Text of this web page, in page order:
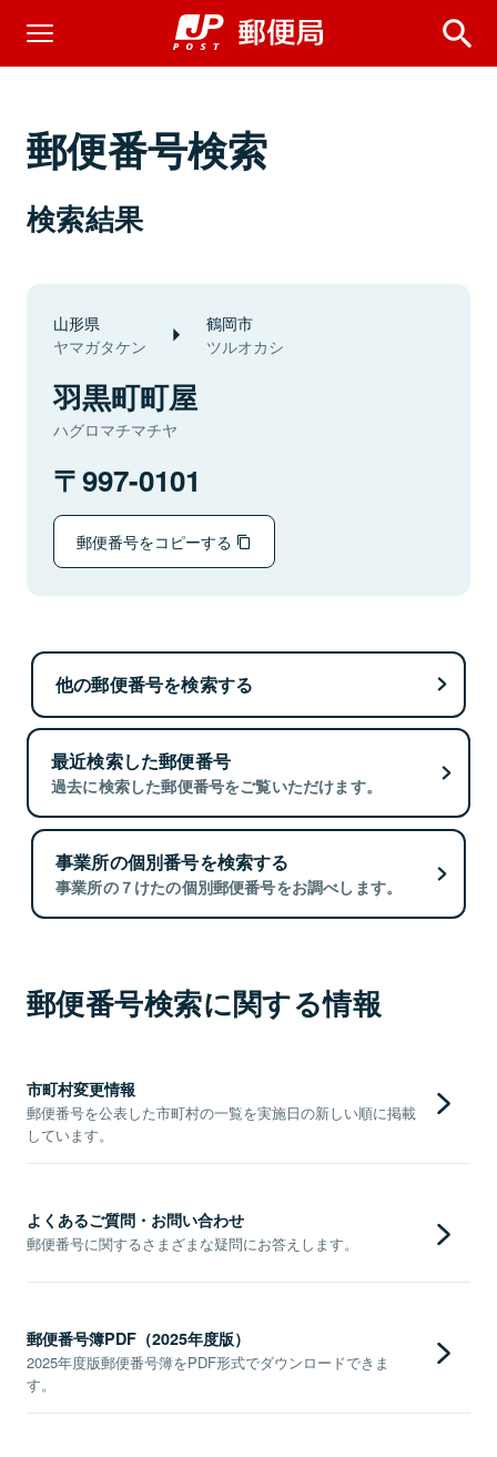
郵便番号検索
検索結果
山形県
ヤマガタケン
鶴岡市
ツルオカシ
羽黒町町屋
ハグロマチマチヤ
997-0101
郵便番号をコピーする
他の郵便番号を検索する
最近検索した郵便番号
過去に検索した郵便番号をご覧いただけます。
事業所の個別番号を検索する
事業所の７けたの個別郵便番号をお調べします。
郵便番号検索に関する情報
市町村変更情報
郵便番号を公表した市町村の一覧を実施日の新しい順に掲載
しています。
よくあるご質問・お問い合わせ
郵便番号に関するさまざまな疑問にお答えします。
郵便番号簿PDF（2025年度版）
2025年度版郵便番号簿をPDF形式でダウンロードできま
す。